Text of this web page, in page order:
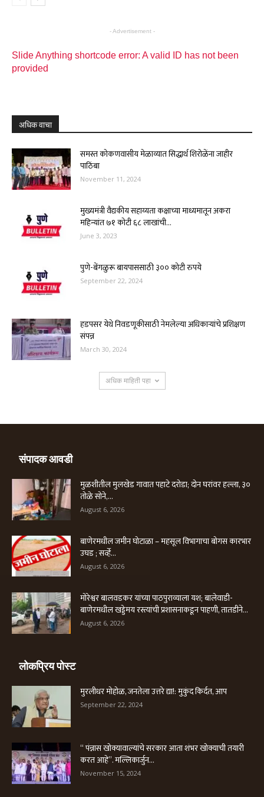
- Advertisement -
Slide Anything shortcode error: A valid ID has not been
provided
अधिक वाचा
समस्त कोकणवासीय मेळाव्यात सिद्धार्थ शिरोळेंना जाहीर
पाठिंबा
November 11, 2024
मुख्यमंत्री वैद्यकीय सहाय्यता कक्षाच्या माध्यमातून अकरा
महिन्यांत ७१ कोटी ६८ लाखांची...
June 3, 2023
पुणे-बेंगळुरू बायपाससाठी ३०० कोटी रुपये
September 22, 2024
हडपसर येथे निवडणूकीसाठी नेमलेल्या अधिकाऱ्यांचे प्रशिक्षण
संपन्न
March 30, 2024
अधिक माहिती पहा
संपादक आवडी
मुळशीतील मुलखेड गावात पहाटे दरोडा; दोन घरांवर हल्ला, ३०
तोळे सोने,...
August 6, 2026
बाणेरमधील जमीन घोटाळा – महसूल विभागाचा बोगस कारभार
उघड ; सर्व्हे...
August 6, 2026
मोरेश्वर बालवडकर यांच्या पाठपुराव्याला यश; बालेवाडी-
बाणेरमधील खड्डेमय रस्त्यांची प्रशासनाकडून पाहणी, तातडीने...
August 6, 2026
लोकप्रिय पोस्ट
मुरलीधर मोहोळ, जनतेला उत्तरे द्या!: मुकुंद किर्दत, आप
September 22, 2024
“ पंन्नास खोक्यावाल्यांचे सरकार आता शंभर खोक्याची तयारी
करत आहे”. मल्लिकार्जुन...
November 15, 2024